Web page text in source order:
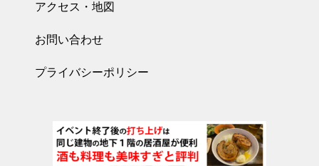
アクセス・地図
お問い合わせ
プライバシーポリシー